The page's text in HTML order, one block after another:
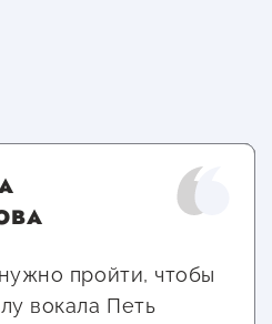
пройти, чтобы
вокала Петь